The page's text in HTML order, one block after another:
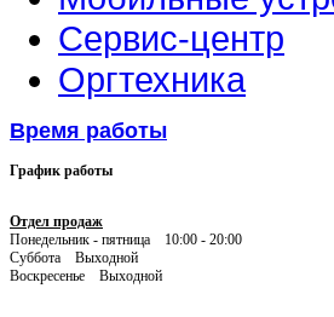
Сервис-центр
Оргтехника
Время работы
График работы
Отдел продаж
Понедельник - пятница 10:00 - 20:00
Суббота Выходной
Воскресенье Выходной